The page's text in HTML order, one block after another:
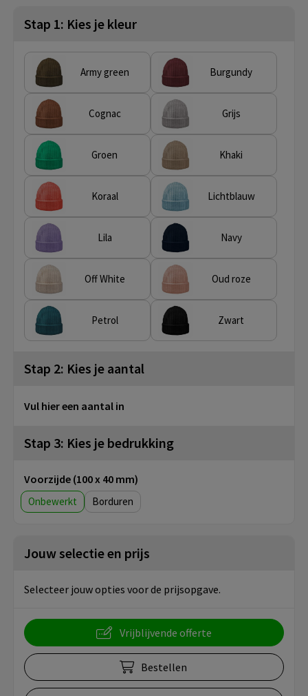
Stap 1: Kies je kleur
Army green Burgundy
Cognac Grijs
Groen Khaki
Koraal Lichtblauw
Lila Navy
Off White Oud roze
Petrol Zwart
Stap 2: Kies je aantal
Vul hier een aantal in
Stap 3: Kies je bedrukking
Voorzijde (100 x 40 mm)
Onbewerkt Borduren
Jouw selectie en prijs
Selecteer jouw opties voor de prijsopgave.
Vrijblijvende offerte
Bestellen